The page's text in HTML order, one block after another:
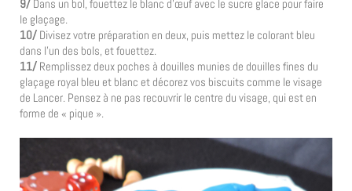
9/ Dans un bol, fouettez le blanc d’œuf avec le sucre glace pour faire
le glaçage.
10/ Divisez votre préparation en deux, puis mettez le colorant bleu
dans l’un des bols, et fouettez.
11/ Remplissez deux poches à douilles munies de douilles fines du
glaçage royal bleu et blanc et décorez vos biscuits comme le visage
de Lancer. Pensez à ne pas recouvrir le centre du visage, qui est en
forme de « pique ».